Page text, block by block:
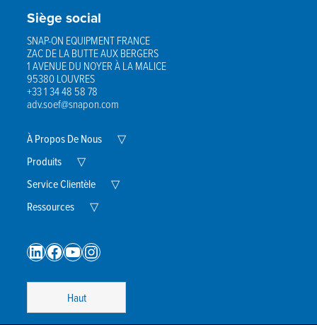
Siège social
SNAP-ON EQUIPMENT FRANCE
ZAC DE LA BUTTE AUX BERGERS
1 AVENUE DU NOYER À LA MALICE
95380 LOUVRES
+33 1 34 48 58 78
adv.soef@snapon.com
À Propos De Nous ▽Expand
Produits ▽Expand
Menu
Service Clientèle ▽Expand
Ressources ▽Expand
LinkedIn
Facebook
YouTube
Instagram
Haut